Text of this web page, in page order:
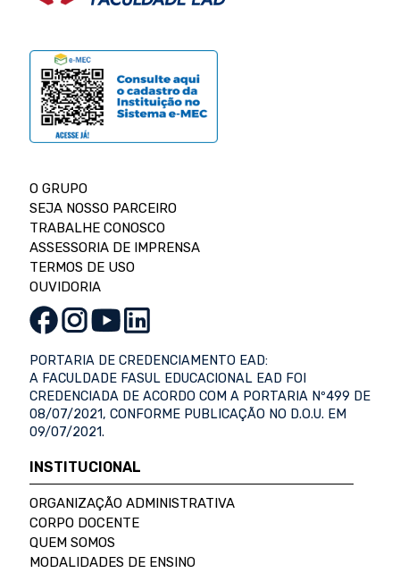
O GRUPO
SEJA NOSSO PARCEIRO
TRABALHE CONOSCO
ASSESSORIA DE IMPRENSA
TERMOS DE USO
OUVIDORIA
PORTARIA DE CREDENCIAMENTO EAD:
A FACULDADE FASUL EDUCACIONAL EAD FOI
CREDENCIADA DE ACORDO COM A PORTARIA Nº499 DE
08/07/2021, CONFORME PUBLICAÇÃO NO D.O.U. EM
09/07/2021.
INSTITUCIONAL
ORGANIZAÇÃO ADMINISTRATIVA
CORPO DOCENTE
QUEM SOMOS
MODALIDADES DE ENSINO